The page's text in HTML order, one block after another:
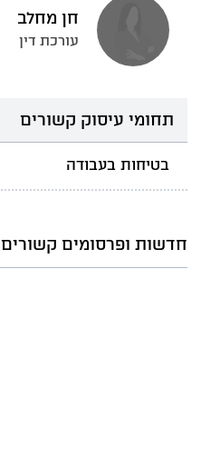
חן מחלב
עורכת דין
תחומי עיסוק קשורים
בטיחות בעבודה
חדשות ופרסומים קשורים